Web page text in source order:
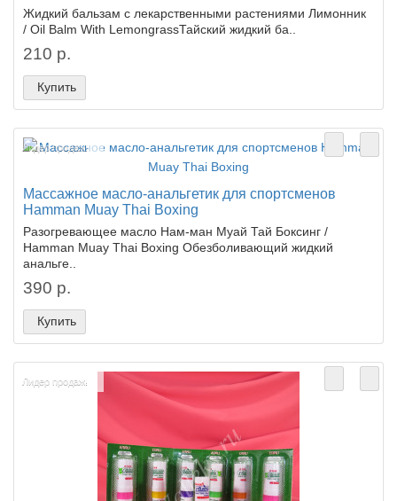
Жидкий бальзам с лекарственными растениями Лимонник
/ Oil Balm With LemongrassТайский жидкий ба..
210 р.
Купить
Лидер продаж!
Массажное масло-анальгетик для спортсменов
Hamman Muay Thai Boxing
Разогревающее масло Нам-ман Муай Тай Боксинг /
Hamman Muay Thai Boxing Обезболивающий жидкий
анальге..
390 р.
Купить
Лидер продаж!